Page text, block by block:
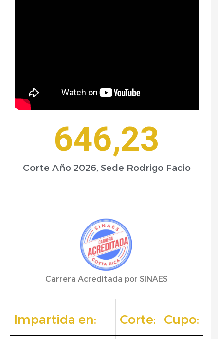
Corte Año 2026, Sede Rodrigo Facio
646,23
Carrera Acreditada por SINAES
Impartida en: Corte: Cupo: